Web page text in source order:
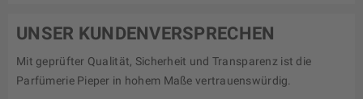
UNSER KUNDENVERSPRECHEN
Mit geprüfter Qualität, Sicherheit und Transparenz ist die
Parfümerie Pieper in hohem Maße vertrauenswürdig.